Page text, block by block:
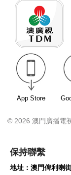
App Store
© 2026 澳門廣播電
保持聯繫
地址：澳門俾利喇